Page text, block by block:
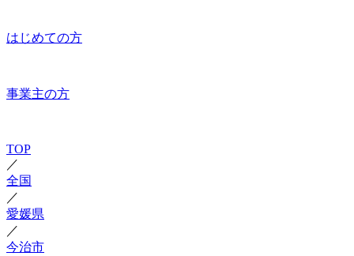
はじめての方
事業主の方
TOP
／
全国
／
愛媛県
／
今治市